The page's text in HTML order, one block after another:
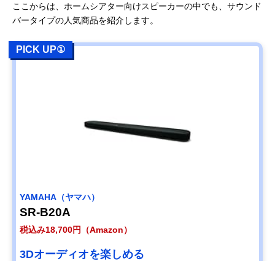
ここからは、ホームシアター向けスピーカーの中でも、サウンド
バータイプの人気商品を紹介します。
PICK UP①
YAMAHA（ヤマハ）
SR-B20A
税込み18,700円（Amazon）
3Dオーディオを楽しめる